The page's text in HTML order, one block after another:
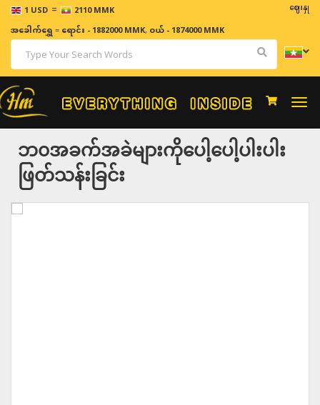
1 USD = 2110 MMK ဈေးနှုန်းမ
အခေါက်ရွှေ=ရောင်း - 1882000 MMK, ဝယ် - 1874000 MMK
ဘ၀အခက်အခဲများကိုပေါ့ပေါ့ပါးပါး
ဖြတ်သန်းခြင်း